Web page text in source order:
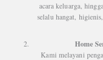
acara keluarga,
selalu hangat,
Home
Kami melayani